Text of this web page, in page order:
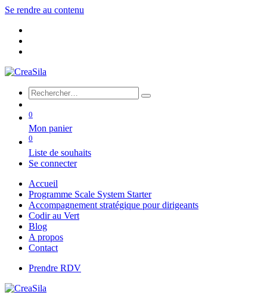
Se rendre au contenu
0
Mon panier
0
Liste de souhaits
Se connecter
Accueil
Programme Scale System Starter
Accompagnement stratégique pour dirigeants
Codir au Vert
Blog
A propos
Contact
Prendre RDV